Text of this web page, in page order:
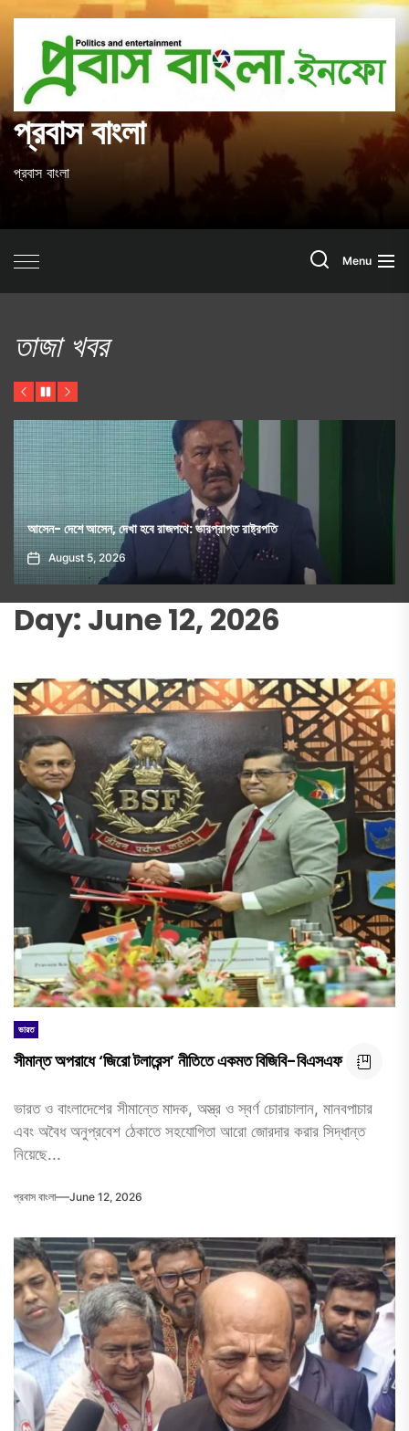
content
প্রবাস বাংলা
প্রবাস বাংলা
SearchMenu
তাজা খবর
Previous
PauseNext
শেখ হাসিনাকে ভারতে সংবাদমাধ্যমে কথা বলার সুযোগ দেওয়ায় বাংলাদেশের ক্ষোভ
August 5, 2026
Day: June 12, 2026
ভারত
সীমান্ত অপরাধে ‘জিরো টলারেন্স’ নীতিতে একমত বিজিবি-বিএসএফ
ভারত ও বাংলাদেশের সীমান্তে মাদক, অস্ত্র ও স্বর্ণ চোরাচালান, মানবপাচার
এবং অবৈধ অনুপ্রবেশ ঠেকাতে সহযোগিতা আরো জোরদার করার সিদ্ধান্ত
নিয়েছে...
প্রবাস বাংলা June 12, 2026